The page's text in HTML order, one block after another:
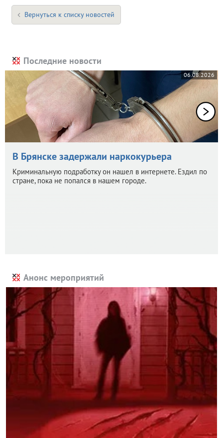
Вернуться к списку новостей
Последние новости
06.08.2026
В Брянске задержали наркокурьера
Криминальную подработку он нашел в интернете. Ездил по
стране, пока не попался в нашем городе.
Анонс мероприятий